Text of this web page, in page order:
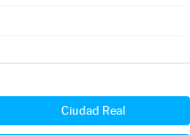
Ciudad Real